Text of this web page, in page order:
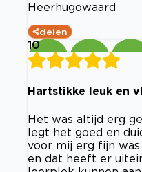
Heerhugowaard
delen
10
Hartstikke leuk en
Het was altijd erg
legt het goed en
voor mij erg fijn
en dat heeft er